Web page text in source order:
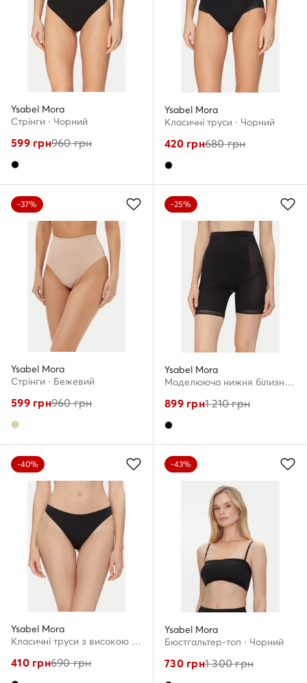
Ysabel Mora
Стрінги · Чорний
599грн960грн
Ysabel Mora
Класичні труси · Чорний
420грн680грн
-37%
Ysabel Mora
Стрінги · Бежевий
599грн960грн
-25%
Ysabel Mora
Моделююча нижня білизна · Чорний
899грн1 210грн
-40%
Ysabel Mora
Класичні труси з високою талією · Чорний
410грн690грн
-43%
Ysabel Mora
Бюстгальтер-топ · Чорний
730грн1 300грн